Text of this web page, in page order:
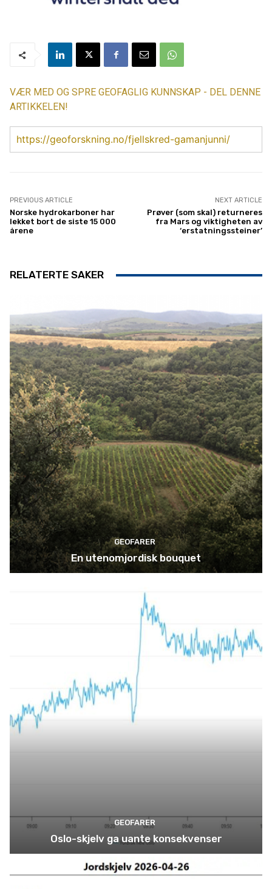
VÆR MED OG SPRE GEOFAGLIG KUNNSKAP - DEL DENNE
ARTIKKELEN!
https://geoforskning.no/fjellskred-gamanjunni/
PREVIOUS ARTICLE
Norske hydrokarboner har
lekket bort de siste 15 000
årene
NEXT ARTICLE
Prøver (som skal) returneres
fra Mars og viktigheten av
‘erstatningssteiner’
RELATERTE SAKER
GEOFARER
En utenomjordisk bouquet
GEOFARER
Oslo-skjelv ga uante konsekvenser